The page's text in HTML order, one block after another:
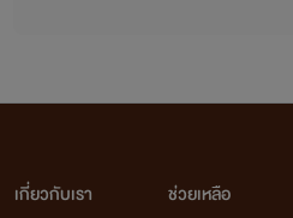
เกี่ยวกับเรา
ช่วยเหลือ